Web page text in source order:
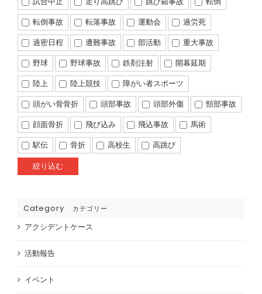
転倒事故
転落事故 運動会
過労死
過密日程
遭難事故 部活動
重大事故
野球
野球事故 鉄剤注射
開幕延期
陸上
陸上競技
障がい者スポーツ
頭がい骨骨折
頭部事故 頭部外傷
頸部事故
顔面骨折
飛び込み 飛込事故
馬術
駅伝
骨折 高校生 高跳び
Category カテゴリー
アクシデントケース
活動報告
イベント